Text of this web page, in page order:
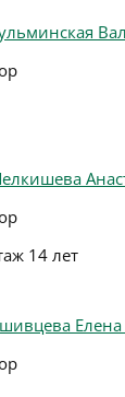
14 лет
Елена